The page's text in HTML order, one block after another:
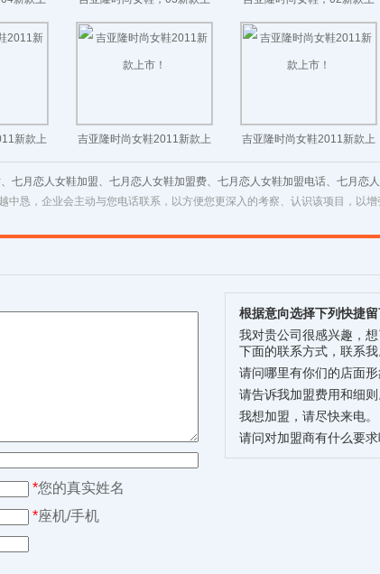
市 市
新款上 吉亚隆时尚女鞋2011新款上
市！
吉亚隆时尚女鞋2011新款上
市！
七月恋人女鞋加盟、七月恋人女鞋加盟费、七月恋人女鞋加盟电话、七月恋
中恳，企业会主动与您电话联系，以方便您更深入的考察、认识该项目，以增
*您的真实姓名
*座机/手机
根据意向选择下列快捷
我对贵公司很感兴趣，
下面的联系方式，联系我
请问哪里有你们的店面形
请告诉我加盟费用和细则
我想加盟，请尽快来电。
请问对加盟商有什么要求